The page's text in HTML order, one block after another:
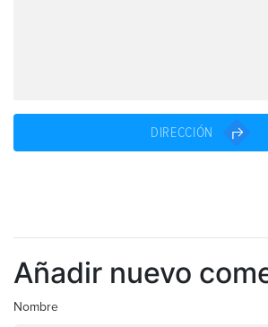
DIRECCIÓN
Añadir nuevo
Nombre